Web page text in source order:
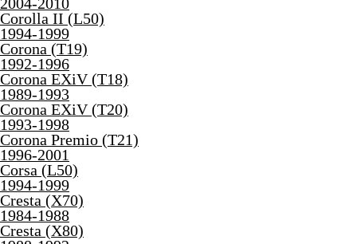
2004-2010
Corolla II (L50)
1994-1999
Corona (T19)
1992-1996
Corona EXiV (T18)
1989-1993
Corona EXiV (T20)
1993-1998
Corona Premio (T21)
1996-2001
Corsa (L50)
1994-1999
Cresta (X70)
1984-1988
Cresta (X80)